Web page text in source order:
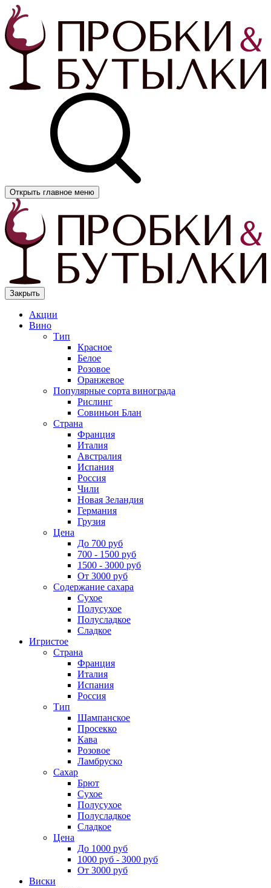
Открыть главное меню
Закрыть
Акции
Вино
Тип
Красное
Белое
Розовое
Оранжевое
Популярные сорта винограда
Рислинг
Совиньон Блан
Страна
Франция
Италия
Австралия
Испания
Россия
Чили
Новая Зеландия
Германия
Грузия
Цена
До 700 руб
700 - 1500 руб
1500 - 3000 руб
От 3000 руб
Содержание сахара
Сухое
Полусухое
Полусладкое
Сладкое
Игристое
Страна
Франция
Италия
Испания
Россия
Тип
Шампанское
Просекко
Кава
Розовое
Ламбруско
Сахар
Брют
Сухое
Полусухое
Полусладкое
Сладкое
Цена
До 1000 руб
1000 руб - 3000 руб
От 3000 руб
Виски